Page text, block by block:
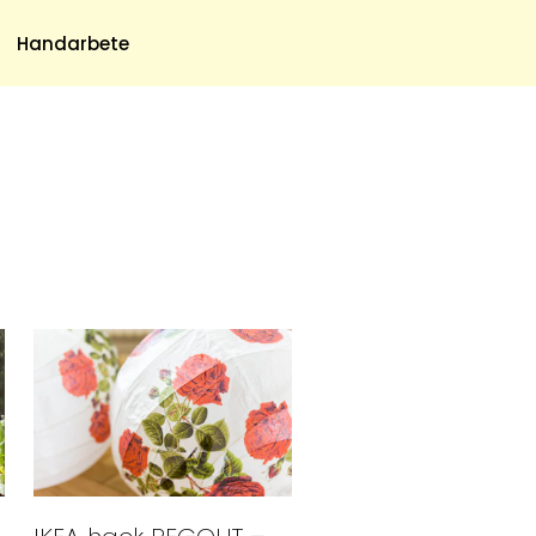
Handarbete
Nyhetsbrev
Om Cookies
Integritetspolicy
Skapa Konto